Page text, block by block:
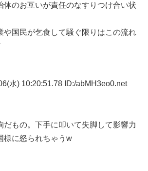
体のお互いが責任のなすりつけ合い状
や国民が乞食して騒ぐ限りはこの流れ
水) 10:20:51.78 ID:/abMH3eo0.net
だもの。下手に叩いて失脚して影響力
様に怒られちゃうw